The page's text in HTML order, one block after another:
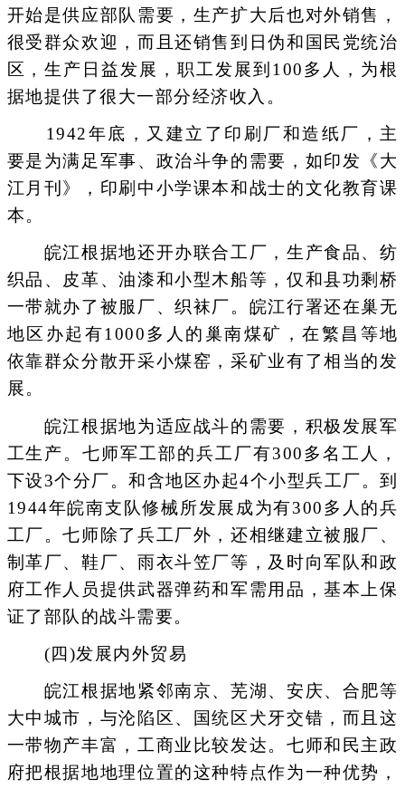
开始是供应部队需要，生产扩大后也对外销售，
很受群众欢迎，而且还销售到日伪和国民党统治
区，生产日益发展，职工发展到100多人，为根
据地提供了很大一部分经济收入。
1942年底，又建立了印刷厂和造纸厂，主
要是为满足军事、政治斗争的需要，如印发《大
江月刊》，印刷中小学课本和战士的文化教育课
本。
皖江根据地还开办联合工厂，生产食品、纺
织品、皮革、油漆和小型木船等，仅和县功剩桥
一带就办了被服厂、织袜厂。皖江行署还在巢无
地区办起有1000多人的巢南煤矿，在繁昌等地
依靠群众分散开采小煤窑，采矿业有了相当的发
展。
皖江根据地为适应战斗的需要，积极发展军
工生产。七师军工部的兵工厂有300多名工人，
下设3个分厂。和含地区办起4个小型兵工厂。到
1944年皖南支队修械所发展成为有300多人的兵
工厂。七师除了兵工厂外，还相继建立被服厂、
制革厂、鞋厂、雨衣斗笠厂等，及时向军队和政
府工作人员提供武器弹药和军需用品，基本上保
证了部队的战斗需要。
(四)发展内外贸易
皖江根据地紧邻南京、芜湖、安庆、合肥等
大中城市，与沦陷区、国统区犬牙交错，而且这
一带物产丰富，工商业比较发达。七师和民主政
府把根据地地理位置的这种特点作为一种优势，